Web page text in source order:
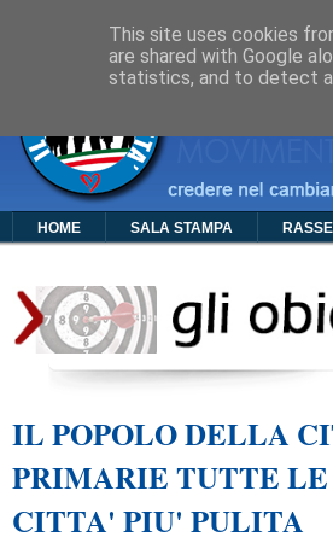
HOME SALA STAMPA
IL POPOLO DELLA
PRIMARIE TUTTE
CITTA' PIU' PULITA
This site uses cookies
are shared with Google
statistics, and to detect